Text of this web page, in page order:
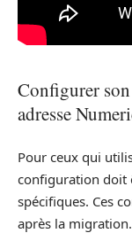
Configurer
adresse
Pour ceux qui
configuration doit
spécifiques. Ces
après la migration.